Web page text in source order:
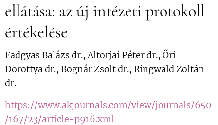
ellátása: az új intézeti protokoll
értékelése
Fadgyas Balázs dr., Altorjai Péter dr., Őri
Dorottya dr., Bognár Zsolt dr., Ringwald Zoltán
dr.
https://www.akjournals.com/view/journals/650
/167/23/article-p916.xml